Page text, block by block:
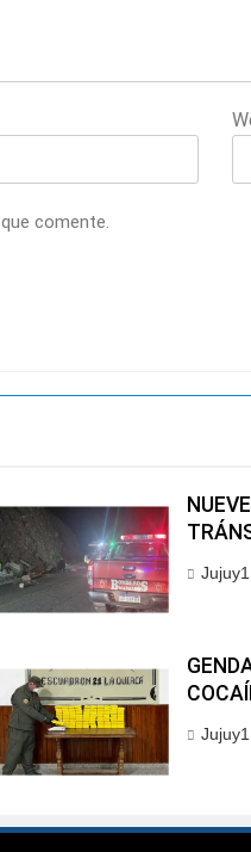
comente.
Jujuy1
Jujuy1